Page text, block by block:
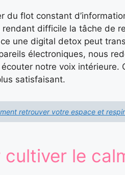
du flot constant
difficile la tâche de
une digital detox peut
électroniques, nous
notre voix intérieure.
satisfaisant.
retrouver votre espace et
le